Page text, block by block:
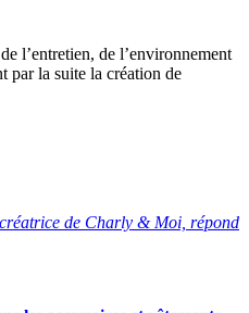
l’entretien, de l’environnement
par la suite la création de
de Charly & Moi, répond